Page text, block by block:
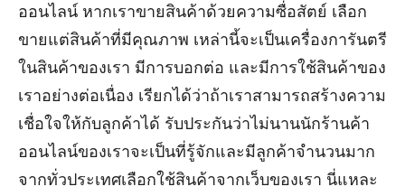
ออนไลน์ หากเราขายสินค้าด้วยความซื่อสัตย์ เลือก
ขายแต่สินค้าที่มีคุณภาพ เหล่านี้จะเป็นเครื่องการันตรี
ในสินค้าของเรา มีการบอกต่อ และมีการใช้สินค้าของ
เราอย่างต่อเนื่อง เรียกได้ว่าถ้าเราสามารถสร้างความ
เชื่อใจให้กับลูกค้าได้ รับประกันว่าไม่นานนักร้านค้า
ออนไลน์ของเราจะเป็นที่รู้จักและมีลูกค้าจำนวนมาก
จากทั่วประเทศเลือกใช้สินค้าจากเว็บของเรา นี่แหละ